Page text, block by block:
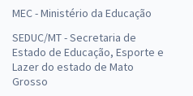
MEC - Ministério da Educação
SEDUC/MT - Secretaria de
Estado de Educação, Esporte e
Lazer do estado de Mato
Grosso